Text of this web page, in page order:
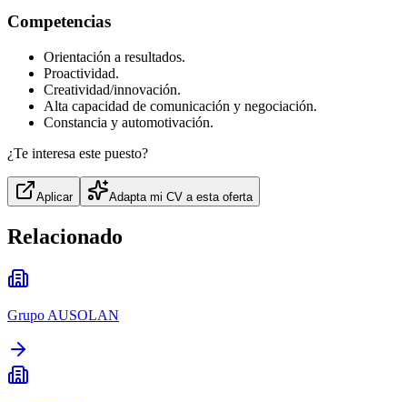
Competencias
Orientación a resultados.
Proactividad.
Creatividad/innovación.
Alta capacidad de comunicación y negociación.
Constancia y automotivación.
¿Te interesa este puesto?
Aplicar Adapta mi CV a esta oferta
Relacionado
Grupo AUSOLAN